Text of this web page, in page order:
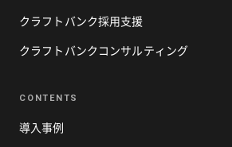
クラフトバンク採用支援
クラフトバンクコンサルティング
CONTENTS
導入事例